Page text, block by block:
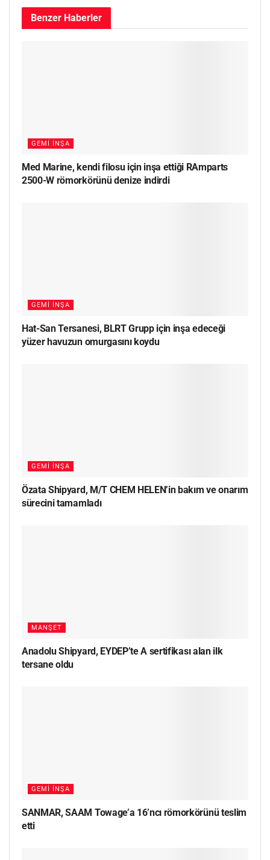
Benzer Haberler
GEMI İNŞA
Med Marine, kendi filosu için inşa ettiği RAmparts
2500-W römorkörünü denize indirdi
GEMI İNŞA
Hat-San Tersanesi, BLRT Grupp için inşa edeceği
yüzer havuzun omurgasını koydu
GEMI İNŞA
Özata Shipyard, M/T CHEM HELEN’in bakım ve onarım
sürecini tamamladı
MANŞET
Anadolu Shipyard, EYDEP’te A sertifikası alan ilk
tersane oldu
GEMI İNŞA
SANMAR, SAAM Towage’a 16’ncı römorkörünü teslim
etti